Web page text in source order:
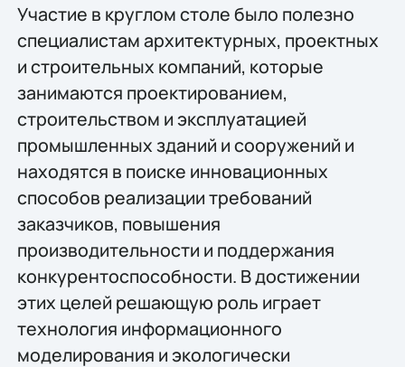
Участие в круглом столе было полезно
специалистам архитектурных, проектных
и строительных компаний, которые
занимаются проектированием,
строительством и эксплуатацией
промышленных зданий и сооружений и
находятся в поиске инновационных
способов реализации требований
заказчиков, повышения
производительности и поддержания
конкурентоспособности. В достижении
этих целей решающую роль играет
технология информационного
моделирования и экологически